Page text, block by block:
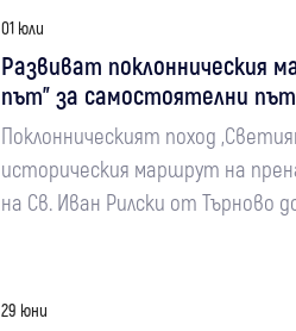
01 юли
Развиват поклонническия
път" за самостоятелни
Поклонническият поход
историческия маршрут на
на Св. Иван Рилски от Търново
29 юни